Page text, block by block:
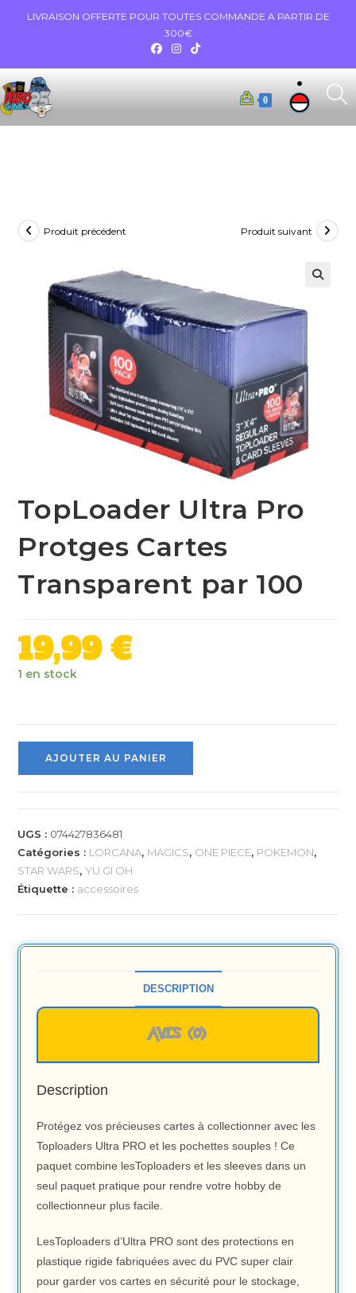
LIVRAISON OFFERTE POUR TOUTES COMMANDE A PARTIR DE
300€
0
Produit précédent Produit suivant
TopLoader Ultra Pro
Protges Cartes
Transparent par 100
19,99€
1 en stock
AJOUTER AU PANIER
UGS : 074427836481
Catégories : LORCANA, MAGICS, ONE PIECE, POKEMON,
STAR WARS,YU GI OH
Étiquette : accessoires
DESCRIPTION
AVIS (0)
Description
Protégez vos précieuses cartes à collectionner avec les
Toploaders Ultra PRO et les pochettes souples ! Ce
paquet combine lesToploaders et les sleeves dans un
seul paquet pratique pour rendre votre hobby de
collectionneur plus facile.
LesToploaders d’Ultra PRO sont des protections en
plastique rigide fabriquées avec du PVC super clair
pour garder vos cartes en sécurité pour le stockage,